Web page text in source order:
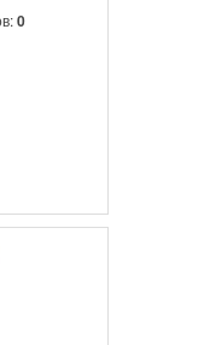
изоляции
0